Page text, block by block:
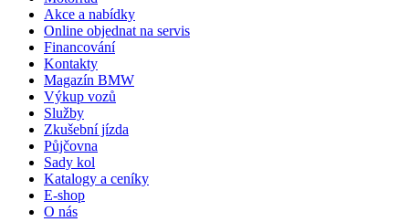
Akce a nabídky
Online objednat na servis
Financování
Kontakty
Magazín BMW
Výkup vozů
Služby
Zkušební jízda
Půjčovna
Sady kol
Katalogy a ceníky
E-shop
O nás